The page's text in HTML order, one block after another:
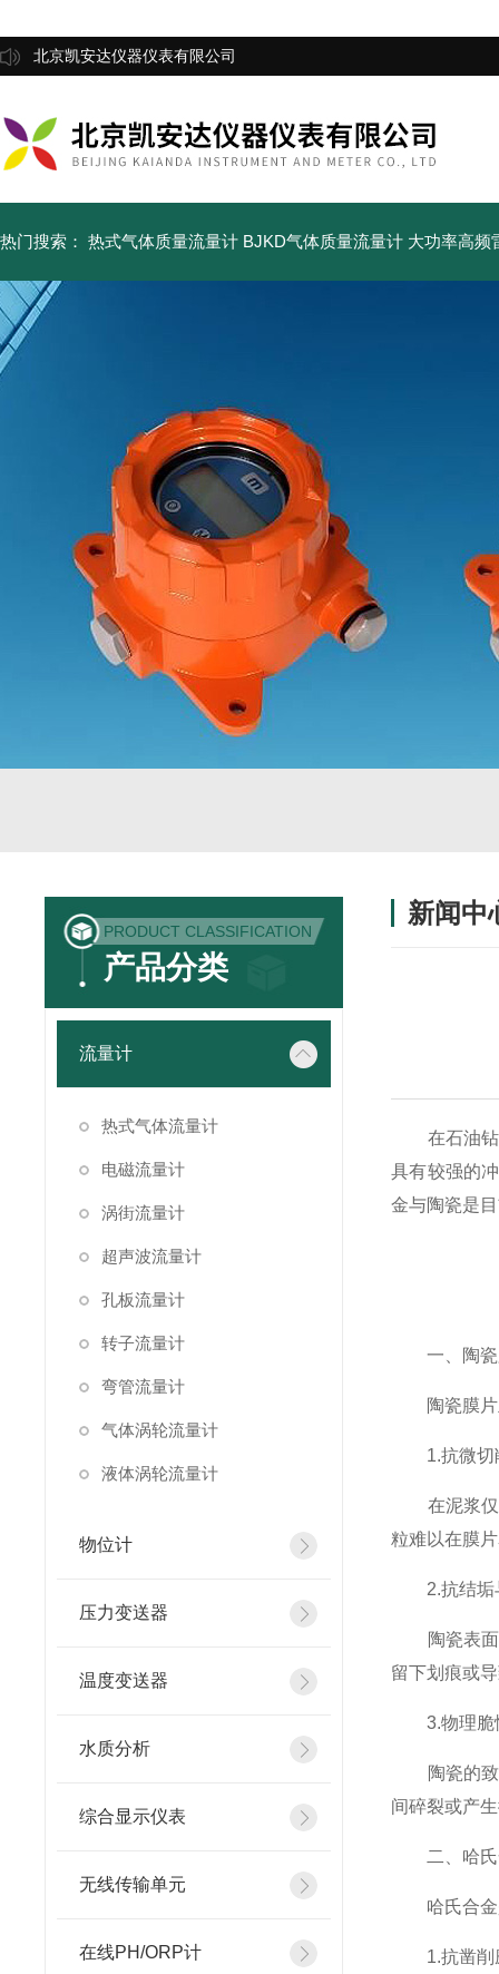
北京凯安达仪器仪表有限公司
热门搜索： 热式气体质量流量计 BJKD气体质量流量计 大功率高频
PRODUCT CLASSIFICATION
产品分类
流量计
热式气体流量计
电磁流量计
涡街流量计
超声波流量计
孔板流量计
转子流量计
弯管流量计
气体涡轮流量计
液体涡轮流量计
物位计
压力变送器
温度变送器
水质分析
综合显示仪表
无线传输单元
在线PH/ORP计
新闻中
在石油钻采
具有较强的
金与陶瓷是
一、陶瓷
陶瓷膜片主
1.抗微切
在泥浆仅存
粒难以在膜
2.抗结垢
陶瓷表面能
留下划痕或
3.物理脆
陶瓷的致命
间碎裂或产
二、哈氏
哈氏合金是
1.抗凿削